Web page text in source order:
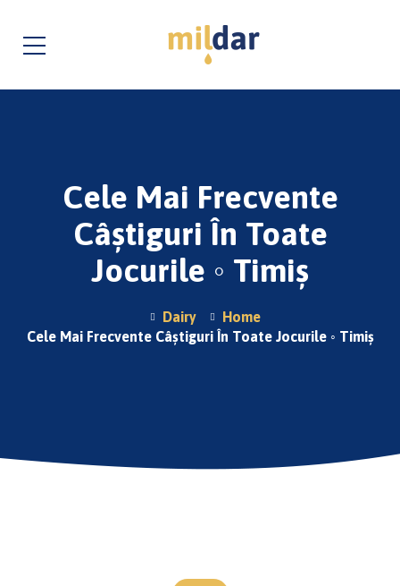
Cele Mai Frecvente
Câștiguri În Toate
Jocurile ◦ Timiș
Home
Dairy
Cele Mai Frecvente Câștiguri În Toate Jocurile ◦ Timiș